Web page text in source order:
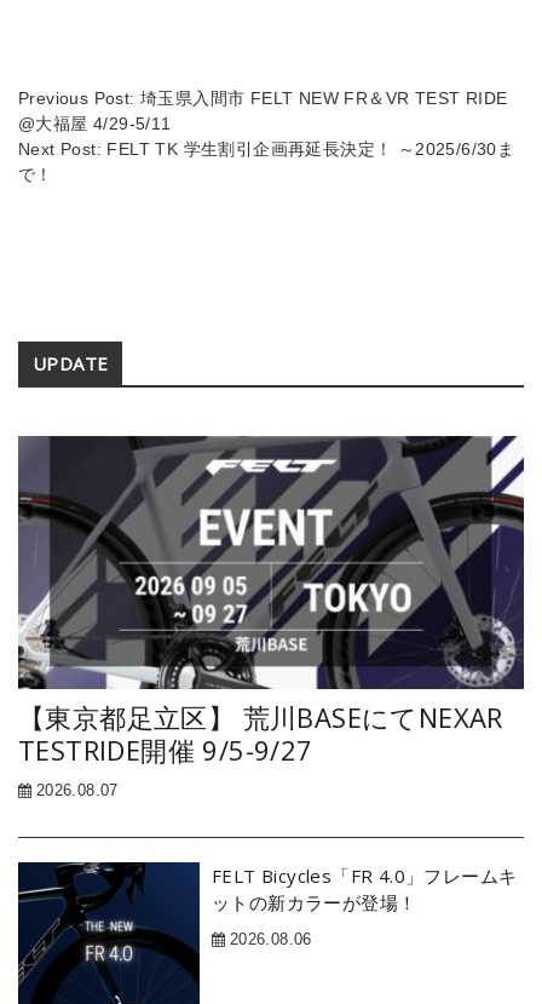
k
Previous Post:埼玉県入間市 FELT NEW FR＆VR TEST RIDE
@大福屋 4/29-5/11
Next Post: FELT TK 学生割引企画再延長決定！ ～2025/6/30ま
で！
Secondary
UPDATE
【東京都足立区】 荒川BASEにてNEXAR
TESTRIDE開催 9/5-9/27
2026.08.07
FELT Bicycles「FR 4.0」フレームキ
ットの新カラーが登場！
2026.08.06